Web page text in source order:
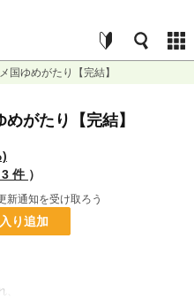
国ゆめがたり【完結】
がたり【完結】
)
3 件 ）
新通知を受け取ろう
り追加